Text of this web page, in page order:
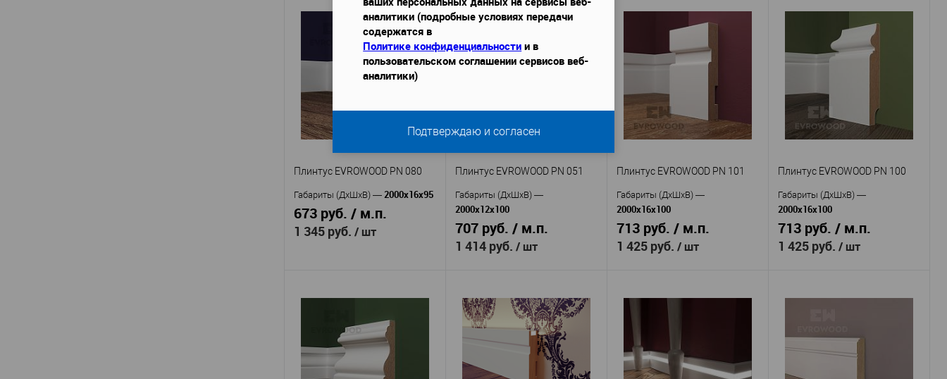
Производитель—Evrowood
Микроплинтус с
подсветкой DA05 серебро
алюминий
с анодированным покрытием
Страна —Россия
Высота, мм
Ширина, мм
В избранное
В наличии
Артикул—Микроплинтус с
подсветкой DA05 черный
Страна—Россия
Высота, мм—24
В избранное
В наличии
Производитель
Артикул
Микроплинтус
DA04 серебро
с анодированным покрытием
— Россия
Высота, мм— 26
Ширина, мм—20
В избранное
В наличии
Производитель Evrowood
Артикул
Микроплинтус
DA04 черный
с анодированным покрытием
—Россия
Высота, мм— 26
Ширина, мм—20
В избранное
В наличии
Плинтус EVROWOOD PN 080
Габариты (ДхШхВ) — 2000x16x95
673 руб. / м.п.
1 345 руб. / шт
—Evrowood
— Плинтус
EVROWOOD PN 080
Материал—МДФ
Плинтус EVROWOOD PN 051
Габариты (ДхШхВ) —
2000x12x100
707 руб. / м.п.
1 414 руб. / шт
Производитель —Evrowood
Плинтус
EVROWOOD PN 051
Плинтус EVROWOOD PN 101
Габариты (ДхШхВ) —
2000x16x100
713 руб. / м.п.
1 425 руб. / шт
Артикул—Плинтус
EVROWOOD PN 101
Плинтус EVROWOOD PN 100
Габариты (ДхШхВ) —
2000x16x100
713 руб. / м.п.
1 425 руб. / шт
Производитель—
Артикул —Плинтус
аналитики (подробные условиях передачи
содержатся в
Политике конфиденциальности и в
пользовательском соглашении сервисов веб-
аналитики)
Подтверждаю и согласен